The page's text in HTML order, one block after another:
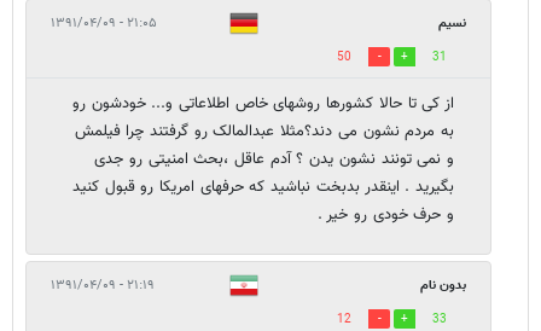
نسیم ۲۱:۰۵ - ۱۳۹۱/۰۴/۰۹
31
50
از کی تا حالا کشورها روشهای خاص اطلاعاتی و... خودشون رو
به مردم نشون می دند؟مثلا عبدالمالک رو گرفتند چرا فیلمش
و نمی تونند نشون یدن ؟ آدم عاقل ،بحث امنیتی رو جدی
بگیرید . اینقدر بدبخت نباشید که حرفهای امریکا رو قبول کنید
و حرف خودی رو خیر .
بدون نام ۲۱:۱۹ - ۱۳۹۱/۰۴/۰۹
33
12